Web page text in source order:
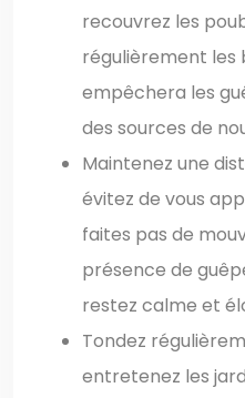
recouvrez les
régulièrement les
empêchera les
des sources de
Maintenez une
évitez de vous
faites pas de
présence de
restez calme et
Tondez
entretenez les